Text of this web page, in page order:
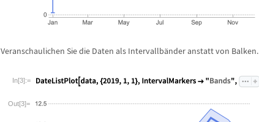
Veranschaulichen Sie die Daten als Intervallbänder anstatt von Balken.
In[3]:=
Out[3]=